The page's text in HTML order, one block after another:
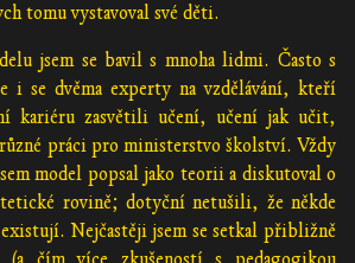
tomu vystavoval své děti.
jsem se bavil s mnoha lidmi. Často s
i se dvěma experty na vzdělávání, kteří
kariéru zasvětili učení, učení jak učit,
práci pro ministerstvo školství. Vždy
model popsal jako teorii a diskutoval o
rovině; dotyční netušili, že někde
Nejčastěji jsem se setkal přibližně